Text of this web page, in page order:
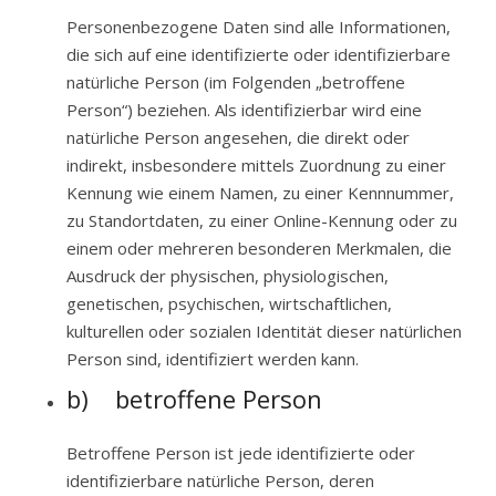
Personenbezogene Daten sind alle Informationen,
die sich auf eine identifizierte oder identifizierbare
natürliche Person (im Folgenden „betroffene
Person“) beziehen. Als identifizierbar wird eine
natürliche Person angesehen, die direkt oder
indirekt, insbesondere mittels Zuordnung zu einer
Kennung wie einem Namen, zu einer Kennnummer,
zu Standortdaten, zu einer Online-Kennung oder zu
einem oder mehreren besonderen Merkmalen, die
Ausdruck der physischen, physiologischen,
genetischen, psychischen, wirtschaftlichen,
kulturellen oder sozialen Identität dieser natürlichen
Person sind, identifiziert werden kann.
b) betroffene Person
Betroffene Person ist jede identifizierte oder
identifizierbare natürliche Person, deren